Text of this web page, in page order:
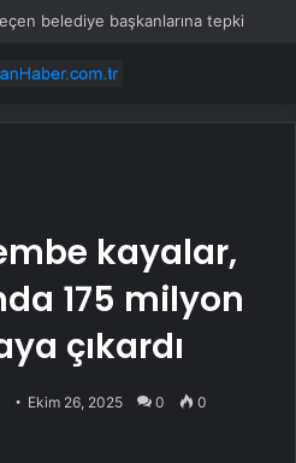
belediye başkanlarına tepki
kayalar,
175 milyon
çıkardı
Ekim 26, 2025 0 0